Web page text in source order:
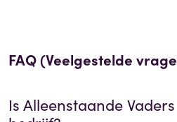
FAQ (Veelgestelde
IsAlleenstaande Vaders